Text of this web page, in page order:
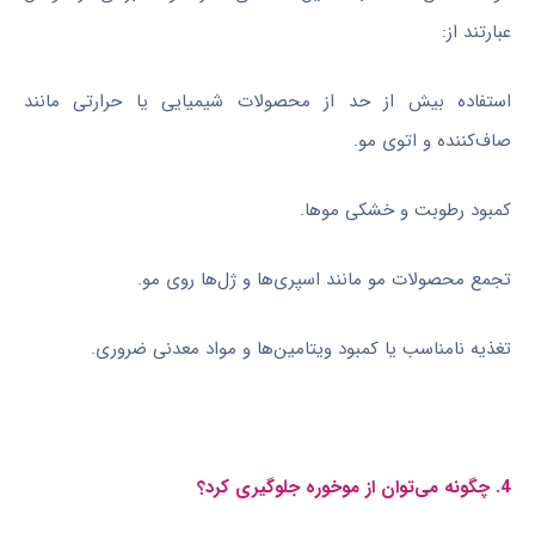
عبارتند از:
استفاده بیش از حد از محصولات شیمیایی یا حرارتی مانند
صاف‌کننده و اتوی مو.
کمبود رطوبت و خشکی موها.
تجمع محصولات مو مانند اسپری‌ها و ژل‌ها روی مو.
تغذیه نامناسب یا کمبود ویتامین‌ها و مواد معدنی ضروری.
4. چگونه می‌توان از موخوره جلوگیری کرد؟